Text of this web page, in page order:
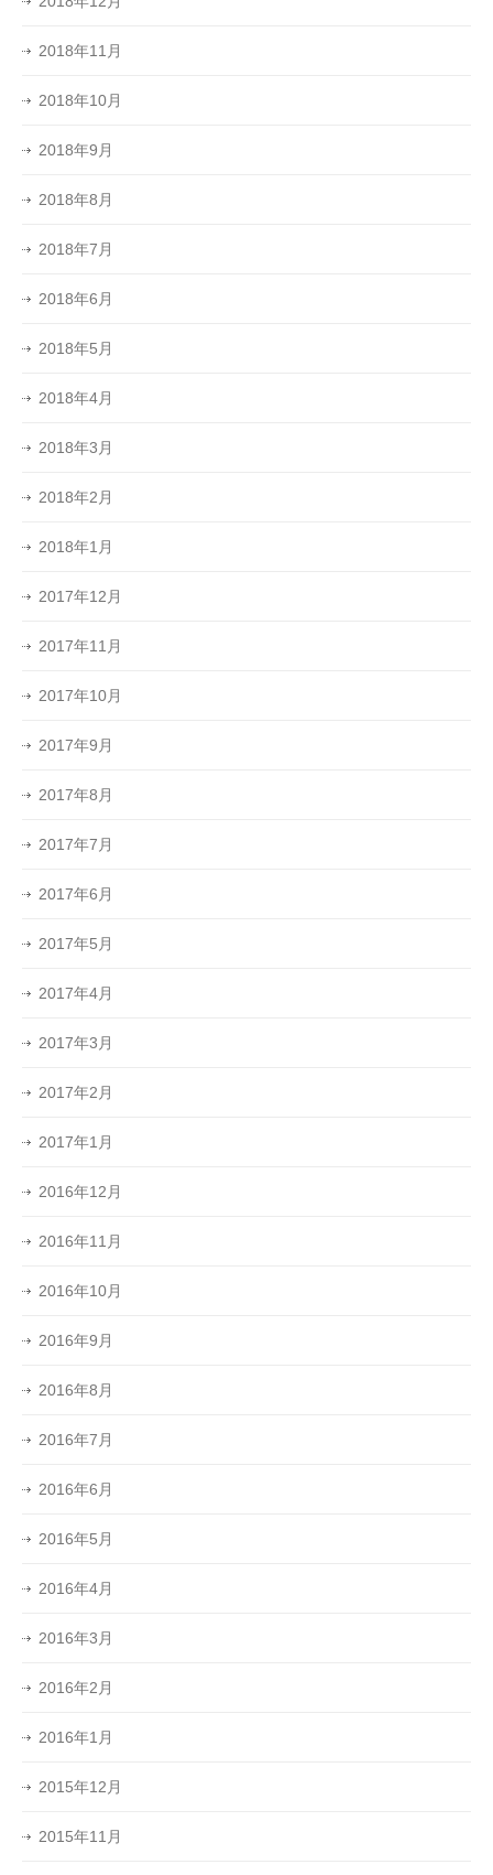
2018年11月
2018年10月
2018年9月
2018年8月
2018年7月
2018年6月
2018年5月
2018年4月
2018年3月
2018年2月
2018年1月
2017年12月
2017年11月
2017年10月
2017年9月
2017年8月
2017年7月
2017年6月
2017年5月
2017年4月
2017年3月
2017年2月
2017年1月
2016年12月
2016年11月
2016年10月
2016年9月
2016年8月
2016年7月
2016年6月
2016年5月
2016年4月
2016年3月
2016年2月
2016年1月
2015年12月
2015年11月